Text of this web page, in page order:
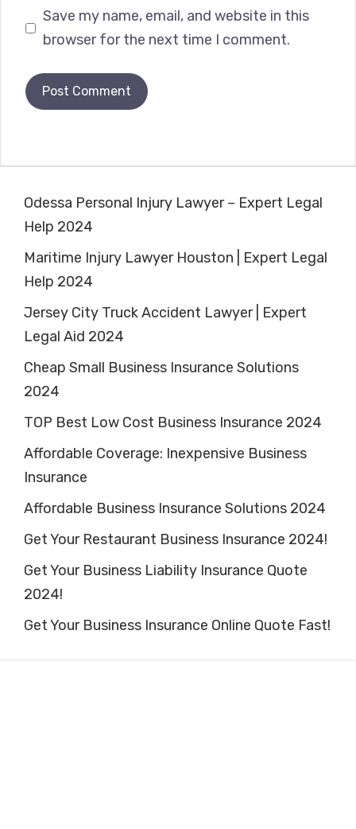
Save my name, email, and website in this
browser for the next time I comment.
Odessa Personal Injury Lawyer – Expert Legal
Help 2024
Maritime Injury Lawyer Houston | Expert Legal
Help 2024
Jersey City Truck Accident Lawyer | Expert
Legal Aid 2024
Cheap Small Business Insurance Solutions
2024
TOP Best Low Cost Business Insurance 2024
Affordable Coverage: Inexpensive Business
Insurance
Affordable Business Insurance Solutions 2024
Get Your Restaurant Business Insurance 2024!
Get Your Business Liability Insurance Quote
2024!
Get Your Business Insurance Online Quote Fast!